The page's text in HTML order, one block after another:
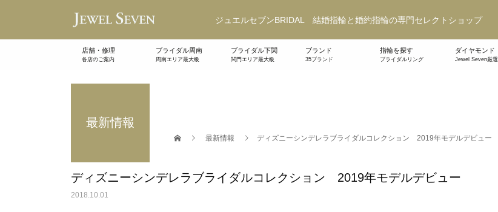
ジュエルセブンBRIDAL 結婚指輪と婚約指輪の専門セレクトショップ
店舗・修理
各店のご案内
ブライダル周南
周南エリア最大級
ブライダル下関
関門エリア最大級
ブランド
35ブランド
指輪を探す
ブライダルリング
ダイヤモンド
Jewel Seven厳選
最新情報
最新情報 ディズニーシンデレラブライダルコレクション 2019年モデルデビュー
ディズニーシンデレラブライダルコレクション 2019年モデルデビュー
2018.10.01